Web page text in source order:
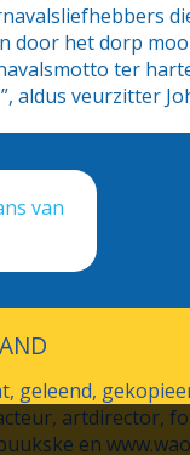
door het dorp
ter
aldus veurzitter
van
geleend,
artdirector,
en